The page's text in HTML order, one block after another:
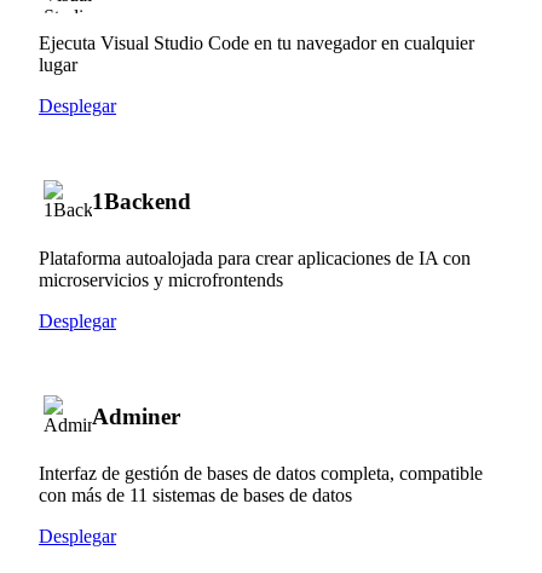
Ejecuta Visual Studio Code en tu navegador en cualquier
lugar
Desplegar
1Backend
Plataforma autoalojada para crear aplicaciones de IA con
microservicios y microfrontends
Desplegar
Adminer
Interfaz de gestión de bases de datos completa, compatible
con más de 11 sistemas de bases de datos
Desplegar